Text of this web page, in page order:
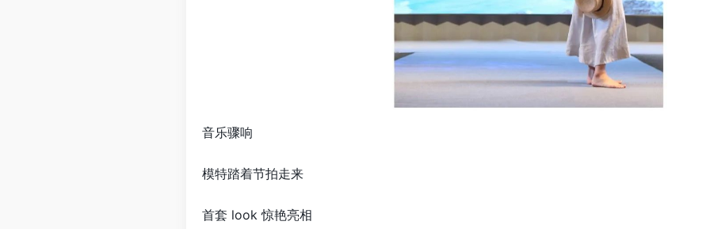
音乐骤响
模特踏着节拍走来
首套 look 惊艳亮相